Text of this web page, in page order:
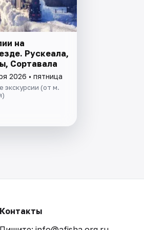
на
Рускеала,
Сортавала
2026 • пятница
экскурсии (от м.
Контакты